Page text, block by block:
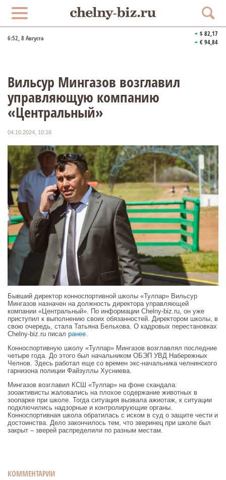
6:52, 8 Августа
$ 82,17
€ 94,84
Вильсур Мингазов возглавил
управляющую компанию
«Центральный»
04.10.2024, 10:16
Бывший директор конноспортивной школы «Тулпар» Вильсур
Мингазов назначен на должность директора управляющей
компании «Центральный». По информации Сhelny-biz.ru, он уже
приступил к выполнению своих обязанностей. Директором школы, в
свою очередь, стала Татьяна Белькова. О кадровых перестановках
Сhelny-biz.ru писал ранее.
Конноспортивную школу «Тулпар» Мингазов возглавлял последние
четыре года. До этого был начальником ОБЭП УВД Набережных
Челнов. Здесь работал еще со времен экс-начальника челнинского
гарнизона полиции Файзуллы Хусниева.
Мингазов возглавил КСШ «Тулпар» на фоне скандала:
зооактивисты жаловались на плохое содержание животных в
зоопарке при школе. Тогда ситуация вызвала ажиотаж, к ситуации
подключились надзорные и контролирующие органы.
Конноспортивная школа обратилась с иском в суд о защите чести и
достоинства. Дело закончилось тем, что зверинец при школе был
закрыт – зверей распределили по разным местам.
КОММЕНТАРИИ